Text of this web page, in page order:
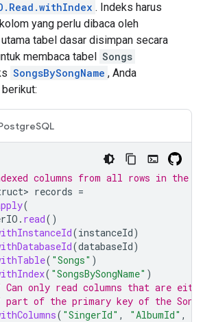
. Indeks harus
yang perlu dibaca oleh
tabel dasar disimpan secara
membaca tabel Songs
SongsBySongName , Anda
columns from all rows in the
records =
(
. read()
(instanceId)
(databaseId)
( "Songs" )
( "SongsBySongName" )
only read columns that are
of the primary key of the
( "SingerId" , "AlbumId" ,